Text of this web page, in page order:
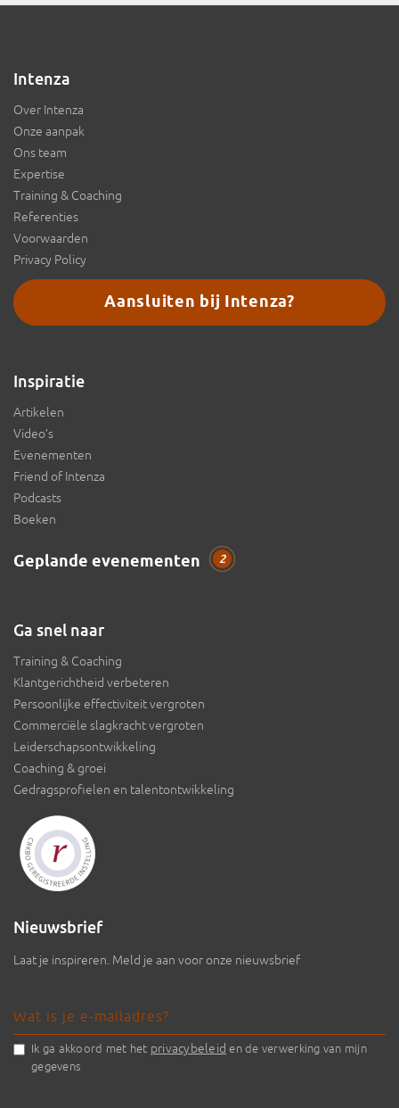
Intenza
Over Intenza
Onze aanpak
Ons team
Expertise
Training & Coaching
Referenties
Voorwaarden
Privacy Policy
Aansluiten bij Intenza?
Inspiratie
Artikelen
Video’s
Evenementen
Friend of Intenza
Podcasts
Boeken
Geplande evenementen 2
Ga snel naar
Training & Coaching
Klantgerichtheid verbeteren
Persoonlijke effectiviteit vergroten
Commerciële slagkracht vergroten
Leiderschapsontwikkeling
Coaching & groei
Gedragsprofielen en talentontwikkeling
Nieuwsbrief
Laat je inspireren. Meld je aan voor onze nieuwsbrief
Ik ga akkoord met het privacybeleid en de verwerking van mijn
gegevens